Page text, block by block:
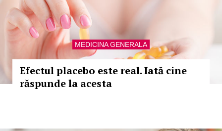
MEDICINA GENERALA
Efectul placebo este real. Iată cine
răspunde la acesta